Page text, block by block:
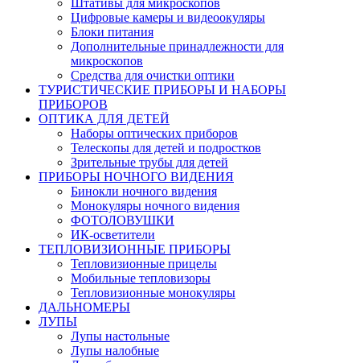
Штативы для микроскопов
Цифровые камеры и видеоокуляры
Блоки питания
Дополнительные принадлежности для
микроскопов
Средства для очистки оптики
ТУРИСТИЧЕСКИЕ ПРИБОРЫ И НАБОРЫ
ПРИБОРОВ
ОПТИКА ДЛЯ ДЕТЕЙ
Наборы оптических приборов
Телескопы для детей и подростков
Зрительные трубы для детей
ПРИБОРЫ НОЧНОГО ВИДЕНИЯ
Бинокли ночного видения
Монокуляры ночного видения
ФОТОЛОВУШКИ
ИК-осветители
ТЕПЛОВИЗИОННЫЕ ПРИБОРЫ
Тепловизионные прицелы
Мобильные тепловизоры
Тепловизионные монокуляры
ДАЛЬНОМЕРЫ
ЛУПЫ
Лупы настольные
Лупы налобные